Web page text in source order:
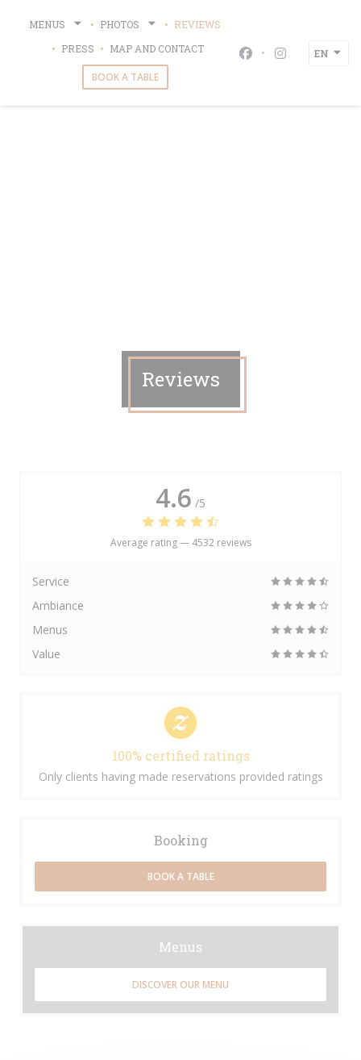
MENUS PHOTOS
REVIEWS
PRESS
MAP AND CONTACT
BOOK A TABLE
Facebook ((opens
Instagram
EN
Reviews
4.6 /5
Average rating — 4532 reviews
Service
Ambiance
Menus
Value
100% certified ratings
Only clients having made reservations provided ratings
Booking
BOOK A TABLE
Menus
DISCOVER OUR MENU